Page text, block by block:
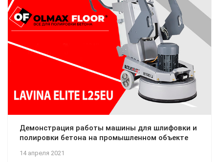
14 апреля 2021
Демонстрация работы машины для шлифовки и
полировки бетона на промышленном объекте